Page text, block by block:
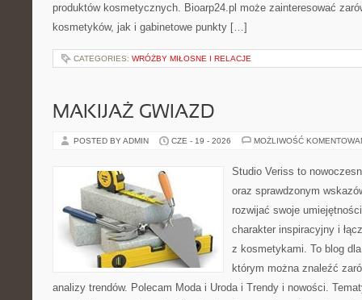
produktów kosmetycznych. Bioarp24.pl może zainteresować
kosmetyków, jak i gabinetowe punkty […]
CATEGORIES: WRÓŻBY MIŁOSNE I RELACJE
MAKIJAŻ GWIAZD
POSTED BY ADMIN CZE - 19 - 2026 MOŻLIWOŚĆ
Studio Veriss to
oraz sprawdzonym
rozwijać swoje
charakter inspiracyjny i
z kosmetykami. To blog
którym można znaleźć
analizy trendów. Polecam Moda i Uroda i Trendy i nowości.